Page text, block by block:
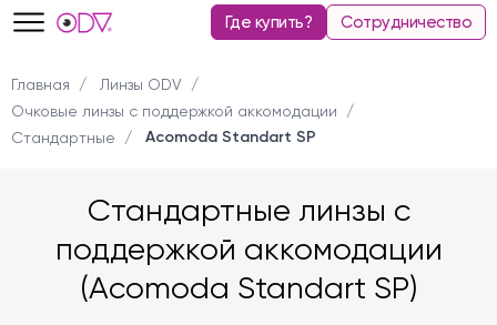
Где купить? Сотрудничество
Главная
Линзы ODV
Очковые линзы с поддержкой аккомодации
Стандартные
Acomoda Standart SP
Стандартные линзы с
поддержкой аккомодации
(Acomoda Standart SP)